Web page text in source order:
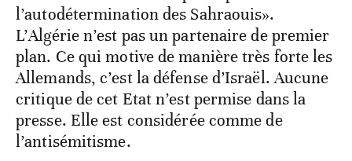
l’autodétermination des Sahraouis».
L’Algérie n’est pas un partenaire de premier
plan. Ce qui motive de manière très forte les
Allemands, c’est la défense d’Israël. Aucune
critique de cet Etat n’est permise dans la
presse. Elle est considérée comme de
l’antisémitisme.